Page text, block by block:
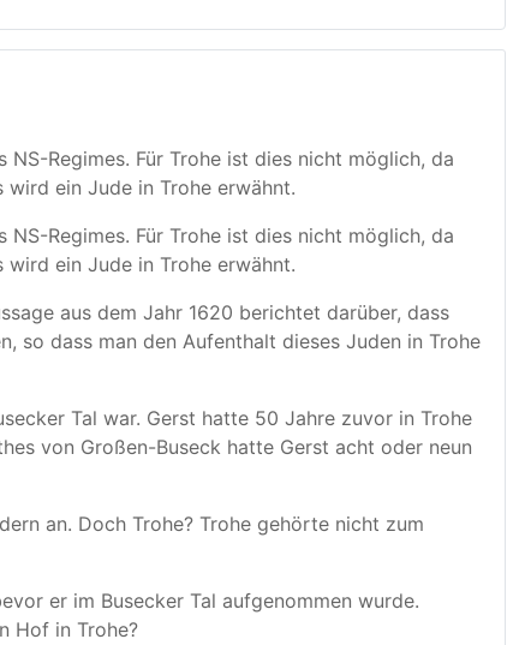
Regimes. Für Trohe ist dies nicht möglich, da
ein Jude in Trohe erwähnt.
Regimes. Für Trohe ist dies nicht möglich, da
ein Jude in Trohe erwähnt.
aus dem Jahr 1620 berichtet darüber, dass
so dass man den Aufenthalt dieses Juden in Trohe
Tal war. Gerst hatte 50 Jahre zuvor in Trohe
von Großen-Buseck hatte Gerst acht oder neun
an. Doch Trohe? Trohe gehörte nicht zum
er im Busecker Tal aufgenommen wurde.
Hof in Trohe?